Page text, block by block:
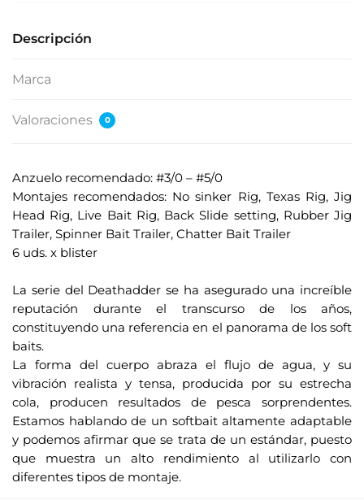
Descripción
Marca
Valoraciones 0
Anzuelo recomendado: #3/0 – #5/0
Montajes recomendados: No sinker Rig, Texas Rig, Jig
Head Rig, Live Bait Rig, Back Slide setting, Rubber Jig
Trailer, Spinner Bait Trailer, Chatter Bait Trailer
6 uds. x blister
La serie del Deathadder se ha asegurado una increíble
reputación durante el transcurso de los años,
constituyendo una referencia en el panorama de los soft
baits.
La forma del cuerpo abraza el flujo de agua, y su
vibración realista y tensa, producida por su estrecha
cola, producen resultados de pesca sorprendentes.
Estamos hablando de un softbait altamente adaptable
y podemos afirmar que se trata de un estándar, puesto
que muestra un alto rendimiento al utilizarlo con
diferentes tipos de montaje.